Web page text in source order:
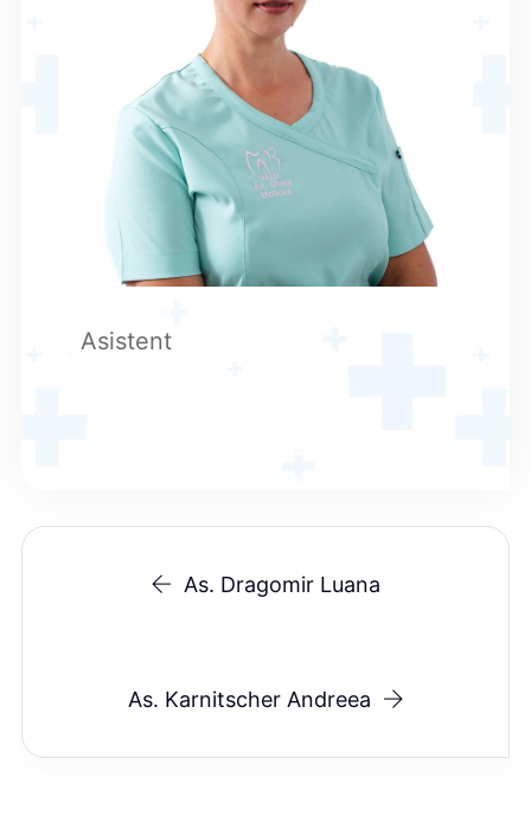
Asistent
As. Dragomir Luana
As. Karnitscher Andreea